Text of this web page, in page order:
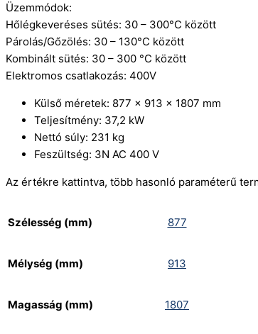
Üzemmódok:
Hőlégkeveréses sütés: 30 – 300°C között
Párolás/Gőzölés: 30 – 130°C között
Kombinált sütés: 30 – 300 °C között
Elektromos csatlakozás: 400V
Külső méretek: 877 x 913 x 1807 mm
Teljesítmény: 37,2 kW
Nettó súly: 231 kg
Feszültség: 3N AC 400 V
Az értékre kattintva, több hasonló paraméterű
Szélesség (mm) 877
Mélység (mm) 913
Magasság (mm) 1807